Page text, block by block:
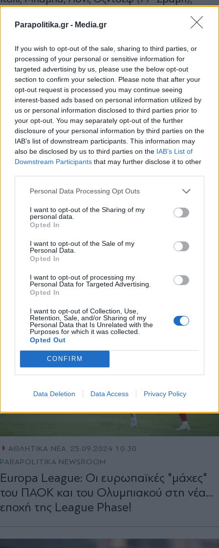
Parapolitika.gr - Media.gr
If you wish to opt-out of the sale, sharing to third parties, or
processing of your personal or sensitive information for
targeted advertising by us, please use the below opt-out
section to confirm your selection. Please note that after your
opt-out request is processed you may continue seeing
interest-based ads based on personal information utilized by
us or personal information disclosed to third parties prior to
your opt-out. You may separately opt-out of the further
disclosure of your personal information by third parties on the
IAB’s list of downstream participants. This information may
also be disclosed by us to third parties on the IAB’s List of
Downstream Participants that may further disclose it to other
Personal Data Processing Opt Outs
I want to opt-out of the Sharing of my
personal data.
Opted In
I want to opt-out of the Sale of my
Personal Data.
Opted In
I want to opt-out of processing my
Personal Data for Targeted Advertising.
Opted In
I want to opt-out of Collection, Use,
Retention, Sale, and/or Sharing of my
Personal Data that Is Unrelated with the
Purposes for which it was collected.
Opted Out
CONFIRM
Data Deletion Data Access Privacy Policy
Κωνσταντέλιας (77' Ντεσπόντοφ), Ζίβκοβιρς,
Τσάλοφ (71' Τισουντάλι).
TAGS:
#ΠΑΟΚ#Γαλατάσαραϊ#UEFA Europa League
Ακολουθήστε το
parapolitika.gr στο Google
News για άμεση και έγκυρη
ενημέρωση
Ακολουθήστε μας στο
twitter
ΣΧΕΤΙΚΗ ΕΙΔΗΣΕΟΓΡΑΦΙΑ
ΑΘΛΗΤΙΚΑ ΝΕΑ
25.09.2024 10:30
PARAPOLITIKA NEWSROOM
Europa League: Οι ευρωπαϊκές "μάχες"
του ΠΑΟΚ και του Ολυμπιακού στη νέα...
εποχή της League Phase!
Εγγραφή στο newsletter
Αποδέχομαι τους
και την πολιτική απορρήτου
X